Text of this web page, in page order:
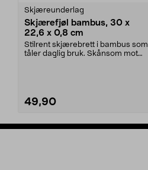
Skjæreunderlag
Skjærefjøl bambus, 30 x
22,6 x 0,8 cm
Stilrent skjærebrett i bambus som
tåler daglig bruk. Skånsom mot
49,90